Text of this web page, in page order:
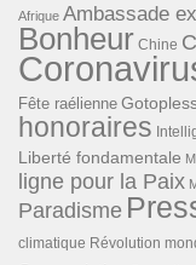
Afrique Ambassade
Bonheur Chine
Fête raélienne
honoraires
Liberté fondamentale
ligne pour la Paix
Paradisme
climatique Révolution